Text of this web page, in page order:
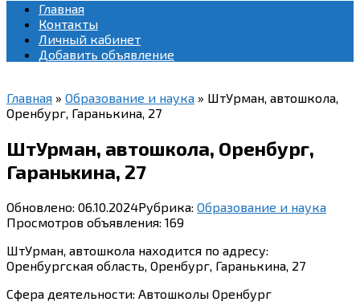
Главная
Контакты
Личный кабинет
Добавить объявление
Главная » Образование и наука » ШтУрман, автошкола,
Оренбург, Гаранькина, 27
ШтУрман, автошкола, Оренбург,
Гаранькина, 27
Обновлено: 06.10.2024Рубрика: Образование и наука
Просмотров объявления: 169
ШтУрман, автошкола находится по адресу:
Оренбургская область, Оренбург, Гаранькина, 27
Сфера деятельности: Автошколы Оренбург